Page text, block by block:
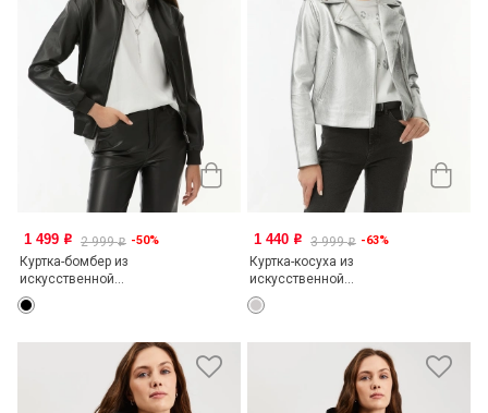
1 499 o 2 999o -50%
Куртка-бомбер из
искусственной...
1 440 o 3 999o -63%
Куртка-косуха из
искусственной...